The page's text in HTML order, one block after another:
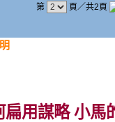
第 頁／共2頁
扁用謀略 小馬